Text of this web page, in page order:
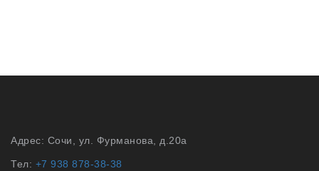
Адрес: Сочи, ул. Фурманова, д.20а
Тел: +7 938 878-38-38